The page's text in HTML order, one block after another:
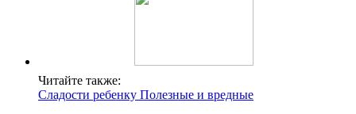
Читайте также:
Сладости ребенку Полезные и вредные